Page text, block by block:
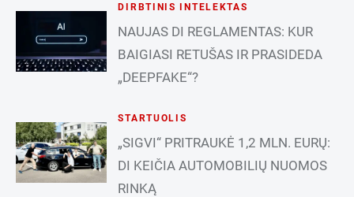
DIRBTINIS INTELEKTAS
NAUJAS DI REGLAMENTAS: KUR
BAIGIASI RETUŠAS IR PRASIDEDA
„DEEPFAKE“?
STARTUOLIS
„SIGVI“ PRITRAUKĖ 1,2 MLN. EURŲ:
DI KEIČIA AUTOMOBILIŲ NUOMOS
RINKĄ